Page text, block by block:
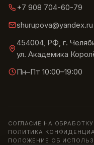
+7 908 704-60-79
shurupova@yandex.ru
454004, РФ, г.
ул. Академика
Пн–Пт 10:00–19:00
СОГЛАСИЕ НА
ПОЛИТИКА
ПОЛОЖЕНИЕ ОБ